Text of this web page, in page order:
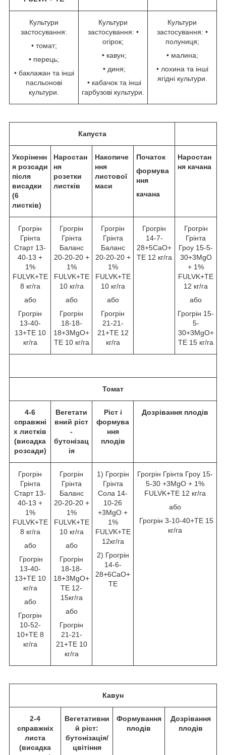
Культури
застосування:
• томат;
• перець;
• баклажан та інші
пасльонові
культури.
Культури
застосування: •
огірок;
• кавун;
• диня;
• кабачок та інші
гарбузові культури.
Культури
застосування: •
полуниця;
• малина;
• лохина та інші
ягідні культури.
Капуста
Укоріненн
я розсади
після
висадки
(6
листків)
Наростан
ня
розетки
листків
Накопиче
ння
листової
маси
Початок
формува
ння
качана
Наростан
ня качана
Грогрін
Грінта
Старт 13-
40-13 +
1%
FULVK+TE
8 кг/га
або
Грогрін
13-40-
13+TE 10
кг/га
Грогрін
Грінта
Баланс
20-20-20 +
1%
FULVK+TE
10 кг/га
або
Грогрін
18-18-
18+3MgO+
TE 10 кг/га
Грогрін
Грінта
Баланс
20-20-20 +
1%
FULVK+TE
10 кг/га
або
Грогрін
21-21-
21+TE 12
кг/га
Грогрін
14-7-
28+5СаO+
TE 12 кг/га
Грогрін
Грінта
Гроу 15-5-
30+3MgО
+ 1%
FULVK+TE
12 кг/га
або
Грогрін 15-
5-
30+3MgО+
TE 15 кг/га
Томат
4-6
справжні
х листків
(висадка
розсади)
Вегетати
вний ріст
-
бутонізац
ія
Ріст і
формува
ння
плодів
Дозрівання плодів
Грогрін
Грінта
Старт 13-
40-13 +
1%
FULVK+TE
8 кг/га
або
Грогрін
13-40-
13+TE 10
кг/га
або
Грогрін
10-52-
10+TE 8
кг/га
Грогрін
Грінта
Баланс
20-20-20 +
1%
FULVK+TE
10 кг/га
або
Грогрін
18-18-
18+3MgO+
TE 12-
15кг/га
або
Грогрін
21-21-
21+TE 10
кг/га
1) Грогрін
Грінта
Сола 14-
10-26
+3MgO +
1%
FULVK+TE
12кг/га
2) Грогрін
14-6-
28+6CaO+
TE
Грогрін Грінта Гроу 15-
5-30 +3MgО + 1%
FULVK+TE 12 кг/га
або
Грогрін 3-10-40+TE 15
кг/га
Кавун
2-4
справжніх
листа
(висадка
Вегетативни
й ріст:
бутонізація/
цвітіння
Формування
плодів
Дозрівання
плодів